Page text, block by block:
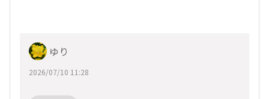
ゆり
2026/07/10 11:28